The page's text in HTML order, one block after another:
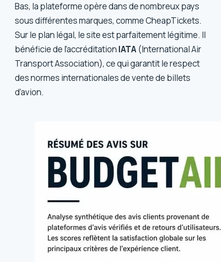
Bas, la plateforme opère dans de nombreux pays
sous différentes marques, comme CheapTickets.
Sur le plan légal, le site est parfaitement légitime. Il
bénéficie de l’accréditation IATA (International Air
Transport Association), ce qui garantit le respect
des normes internationales de vente de billets
d’avion.